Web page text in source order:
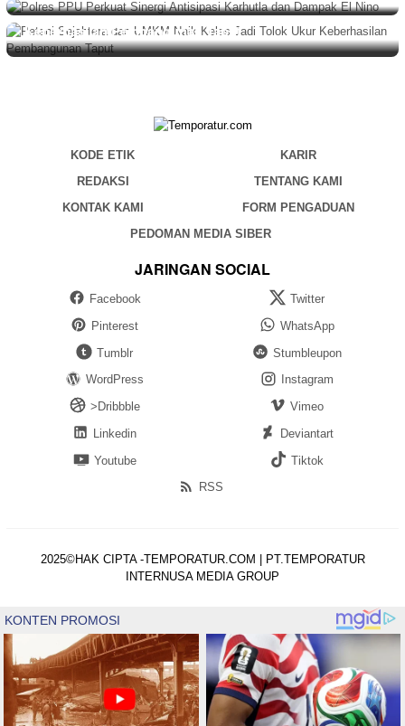
Petani Sejahtera dan UMKM Naik Kelas Jadi Tolok Ukur
Keberhasilan Pembangunan Taput
KODE ETIK
KARIR
REDAKSI
TENTANG KAMI
KONTAK KAMI
FORM PENGADUAN
PEDOMAN MEDIA SIBER
JARINGAN SOCIAL
Facebook
Twitter
Pinterest
WhatsApp
Tumblr
Stumbleupon
WordPress
Instagram
>Dribbble
Vimeo
Linkedin
Deviantart
Youtube
Tiktok
RSS
2025©HAK CIPTA -TEMPORATUR.COM | PT.TEMPORATUR
INTERNUSA MEDIA GROUP